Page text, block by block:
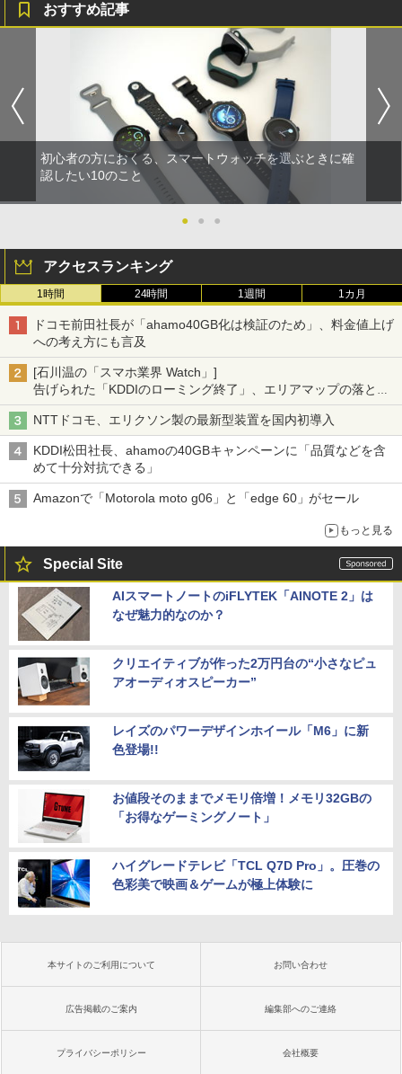
おすすめ記事
初心者の方におくる、スマートウォッチを選ぶときに確
認したい10のこと
● ● ●
アクセスランキング
1時間 24時間 1週間 1カ月
ドコモ前田社長が「ahamo40GB化は検証のため」、料金値上げ
への考え方にも言及
[石川温の「スマホ業界 Watch」]
告げられた「KDDIのローミング終了」、エリアマップの落とし
穴と楽天モバイルの課題
NTTドコモ、エリクソン製の最新型装置を国内初導入
KDDI松田社長、ahamoの40GBキャンペーンに「品質などを含
めて十分対抗できる」
Amazonで「Motorola moto g06」と「edge 60」がセール
もっと見る
Special Site
AIスマートノートのiFLYTEK「AINOTE 2」は
なぜ魅力的なのか？
クリエイティブが作った2万円台の“小さなピュ
アオーディオスピーカー”
レイズのパワーデザインホイール「M6」に新
色登場!!
お値段そのままでメモリ倍増！メモリ32GBの
「お得なゲーミングノート」
ハイグレードテレビ「TCL Q7D Pro」。圧巻の
色彩美で映画＆ゲームが極上体験に
本サイトのご利用について お問い合わせ
広告掲載のご案内 編集部へのご連絡
プライバシーポリシー 会社概要